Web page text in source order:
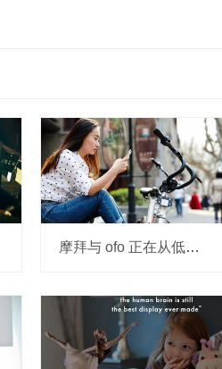
摩拜与 ofo 正在从低端出发颠覆滴滴？三家的机会与风险